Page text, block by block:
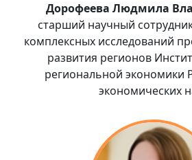
Дорофеева Людмила
старший научный
комплексных исследований
развития регионов
региональной экономики
экономических